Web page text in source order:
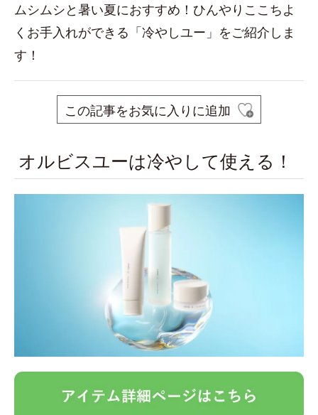
ムシムシと暑い夏におすすめ！ひんやりここちよ
くお手入れができる「冷やしユー」をご紹介しま
す！
この記事をお気に入りに追加
オルビスユーは冷やして使える！